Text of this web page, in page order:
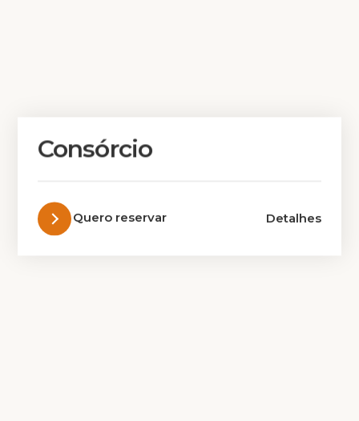
Consórcio
Quero reservar Detalhes